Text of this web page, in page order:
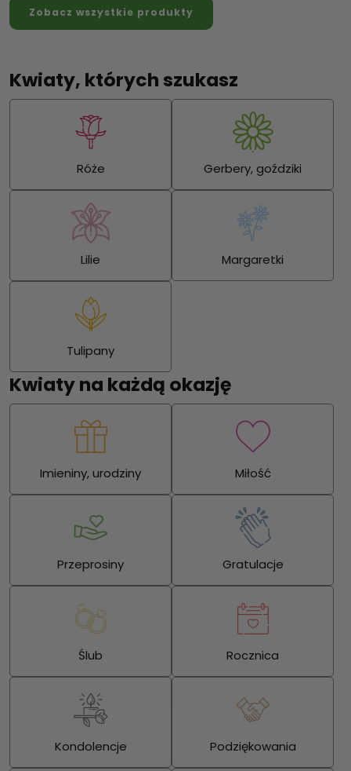
Zobacz wszystkie produkty
Kwiaty, których szukasz
Róże Gerbery, goździki
Lilie Margaretki
Tulipany
Kwiaty na każdą okazję
Imieniny, urodziny Miłość
Przeprosiny Gratulacje
Ślub Rocznica
Kondolencje Podziękowania